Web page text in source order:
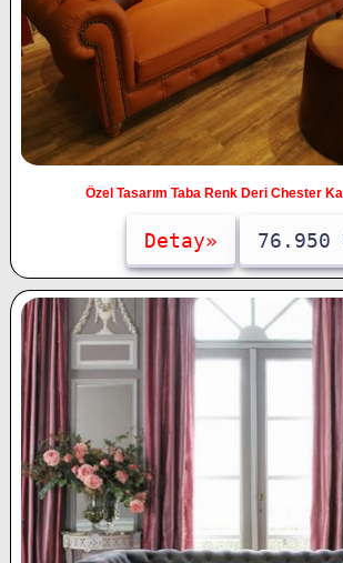
Özel Tasarım Taba Renk Deri Chester
Detay» 76.950